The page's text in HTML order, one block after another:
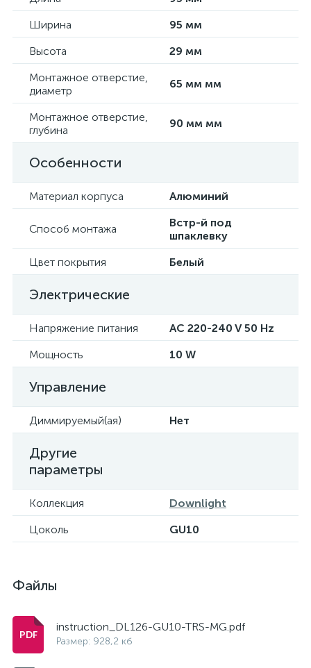
Ширина
95 мм
Высота
29 мм
Монтажное отверстие,
диаметр
65 мм мм
Монтажное отверстие,
глубина
90 мм мм
Особенности
Материал корпуса Алюминий
Способ монтажа
Встр-й под
шпаклевку
Цвет покрытия
Белый
Электрические
Напряжение питания
AC 220-240 V 50 Hz
Мощность
10 W
Управление
Диммируемый(ая) Нет
Другие
параметры
Коллекция
Downlight
Цоколь
GU10
Файлы
instruction_DL126-GU10-TRS-MG.pdf
Размер: 928,2 кб